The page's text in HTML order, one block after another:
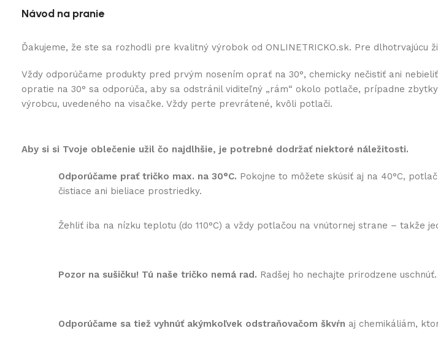
Návod na pranie
Ďakujeme, že ste sa rozhodli pre kvalitný výrobok od ONLINETRICKO.sk. Pre dlhotrvajúcu
Vždy odporúčame produkty pred prvým nosením oprať na 30°, chemicky nečistiť ani
opratie na 30° sa odporúča, aby sa odstránil viditeľný „rám“ okolo potlače, prípadne
výrobcu, uvedeného na visačke. Vždy perte prevrátené, kvôli potlači.
Aby si si Tvoje oblečenie užil čo najdlhšie, je potrebné dodržať niektoré náležitosti.
Odporúčame prať tričko max. na 30°C. Pokojne to môžete skúsiť aj na 40°C,
čistiace ani bieliace prostriedky.
Žehliť iba na nízku teplotu (do 110°C) a vždy potlačou na vnútornej strane – takže
Pozor na sušičku! Tú naše tričko nemá rad. Radšej ho nechajte prirodzene
Odporúčame sa tiež vyhnúť akýmkoľvek odstraňovačom škvŕn aj chemikáliám,